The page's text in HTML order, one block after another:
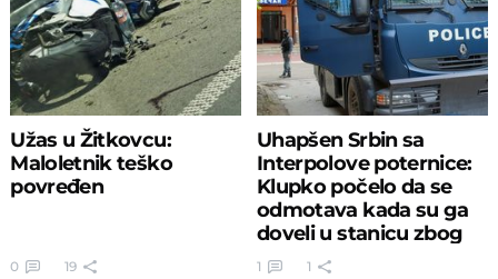
Užas u Žitkovcu:
Maloletnik teško
povređen
0 19
Uhapšen Srbin sa
Interpolove poternice:
Klupko počelo da se
odmotava kada su ga
doveli u stanicu zbog
šverca
1 1